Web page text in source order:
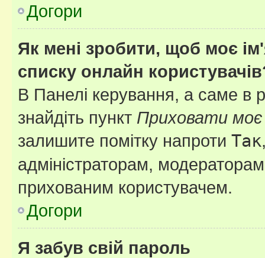
Догори
Як мені зробити, щоб моє
списку онлайн
В Панелі керування, а саме в
знайдіть пункт Приховати моє
залишите помітку напроти Так
адміністраторам,
прихованим користувачем.
Догори
Я забув свій пароль